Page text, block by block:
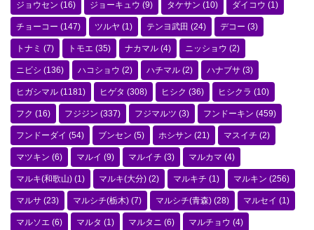
ジョウセン (16) ジョーキュウ (9) タケサン (10) ダイコウ (1)
チョーコー (147) ツルヤ (1) テンヨ武田 (24) デコー (3)
トナミ (7) トモエ (35) ナカマル (4) ニッショウ (2)
ニビシ (136) ハコショウ (2) ハチマル (2) ハナブサ (3)
ヒガシマル (1181) ヒゲタ (308) ヒシク (36) ヒシクラ (10)
フク (16) フジジン (337) フジマルツ (3) フンドーキン (459)
フンドーダイ (54) ブンセン (5) ホシサン (21) マスイチ (2)
マツキン (6) マルイ (9) マルイチ (3) マルカマ (4)
マルキ(和歌山) (1) マルキ(大分) (2) マルキチ (1) マルキン (256)
マルサ (23) マルシチ(栃木) (7) マルシチ(青森) (28) マルセイ (1)
マルソエ (6) マルタ (1) マルタニ (6) マルチョウ (4)